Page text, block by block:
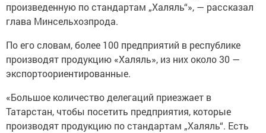
произведенную по стандартам „Халяль“», — рассказал
глава Минсельхозпрода.
По его словам, более 100 предприятий в республике
производят продукцию «Халяль», из них около 30 —
экспортоориентированные.
«Большое количество делегаций приезжает в
Татарстан, чтобы посетить предприятия, которые
производят продукцию по стандартам „Халяль“. Есть